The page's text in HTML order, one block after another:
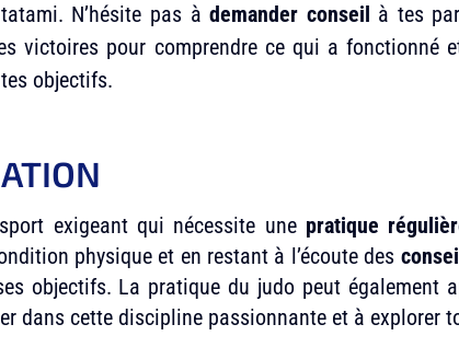
N’hésite pas àdemander conseil à tes
victoires pour comprendre ce qui a fonctionné
objectifs.
exigeant qui nécessite une pratique
physique et en restant à l’écoute des
objectifs. La pratique du judo peut
dans cette discipline passionnante et à explorer